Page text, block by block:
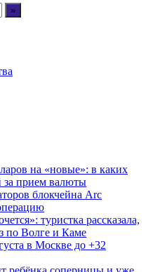
на «новые»: в каких
за прием валюты
блокчейна Arc
туристка рассказала,
по Волге и Каме
в Москве до +32